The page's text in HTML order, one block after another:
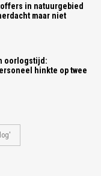
in natuurgebied
maar niet
oorlogstijd:
hinkte op twee